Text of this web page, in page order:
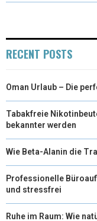
R
)
RECENT POSTS
Oman Urlaub – Die
Tabakfreie
bekannter werden
Wie Beta-Alanin die
Professionelle
und stressfrei
Ruhe im Raum: Wie